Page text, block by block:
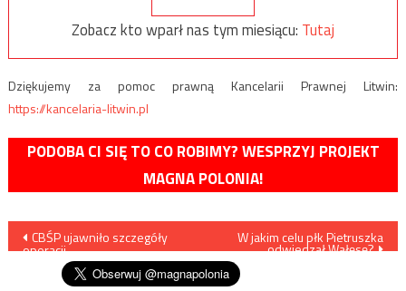
Zobacz kto wparł nas tym miesiącu: Tutaj
Dziękujemy za pomoc prawną Kancelarii Prawnej Litwin:
https://kancelaria-litwin.pl
PODOBA CI SIĘ TO CO ROBIMY? WESPRZYJ PROJEKT
MAGNA POLONIA!
Nawigacja
wpisu
CBŚP ujawniło szczegóły
operacji
W jakim celu płk Pietruszka
odwiedzał Wałęsę?